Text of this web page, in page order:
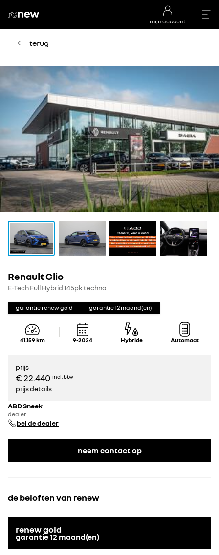
mijn account
terug
Renault Clio
E-Tech Full Hybrid 145pk techno
garantie renew gold garantie12 maand(en)
41.159km 9-2024 Hybride Automaat
prijs
€ 22.440 incl. btw
prijs details
ABD Sneek
dealer
bel de dealer
neem contact op
de beloften van renew
renew gold
garantie12 maand(en)